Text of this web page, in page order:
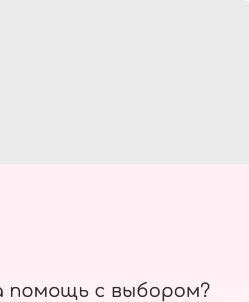
помощь с выбором?